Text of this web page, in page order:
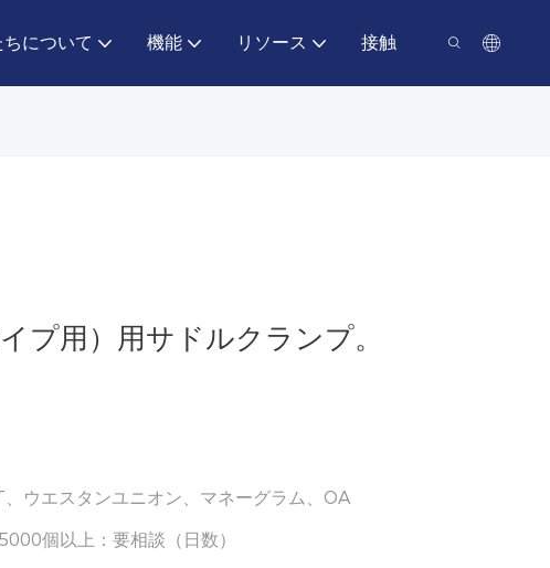
について 機能 リソース 接触
プ用）用サドルクランプ。
ウエスタンユニオン、マネーグラム、OA
個以上：要相談（日数）